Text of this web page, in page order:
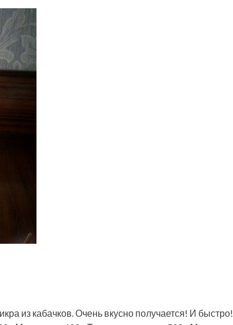
из кабачков. Очень вкусно получается! И быстро!